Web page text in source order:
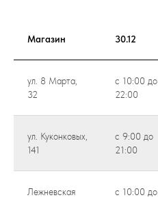
Магазин 30.12
ул. 8 Марта,
32
с 10:00 до
22:00
ул. Куконковых,
141
с 9:00 до
21:00
Лежневская
с 10:00 до